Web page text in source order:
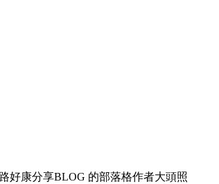
好康分享BLOG 的部落格作者大頭照